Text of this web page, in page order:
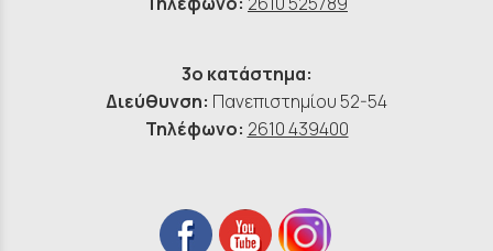
3ο κατάστημα:
Διεύθυνση: Πανεπιστημίου 52-54
Τηλέφωνο: 2610 439400